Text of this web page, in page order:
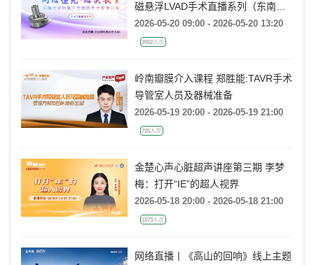
磁悬浮LVAD手术直播系列（东南大
学附属中大医院站）
2026-05-20 09:00 - 2026-05-20 13:20
2052人次
岭南瓣膜介入课程 郑胜能:TAVR手术
导管室人员及器械准备
2026-05-19 20:00 - 2026-05-19 21:00
725人次
金楚心声心脏超声讲座第三期 李梦
梅：打开“IE”的超人视界
2026-05-18 20:00 - 2026-05-18 21:00
1573人次
网络直播丨《高山的回响》线上主题